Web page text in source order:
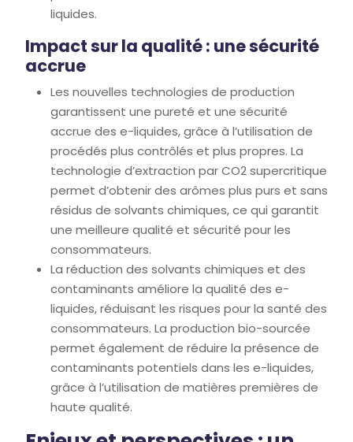
liquides.
Impact sur la qualité : une sécurité
accrue
Les nouvelles technologies de production
garantissent une pureté et une sécurité
accrue des e-liquides, grâce à l’utilisation de
procédés plus contrôlés et plus propres. La
technologie d’extraction par CO2 supercritique
permet d’obtenir des arômes plus purs et sans
résidus de solvants chimiques, ce qui garantit
une meilleure qualité et sécurité pour les
consommateurs.
La réduction des solvants chimiques et des
contaminants améliore la qualité des e-
liquides, réduisant les risques pour la santé des
consommateurs. La production bio-sourcée
permet également de réduire la présence de
contaminants potentiels dans les e-liquides,
grâce à l’utilisation de matières premières de
haute qualité.